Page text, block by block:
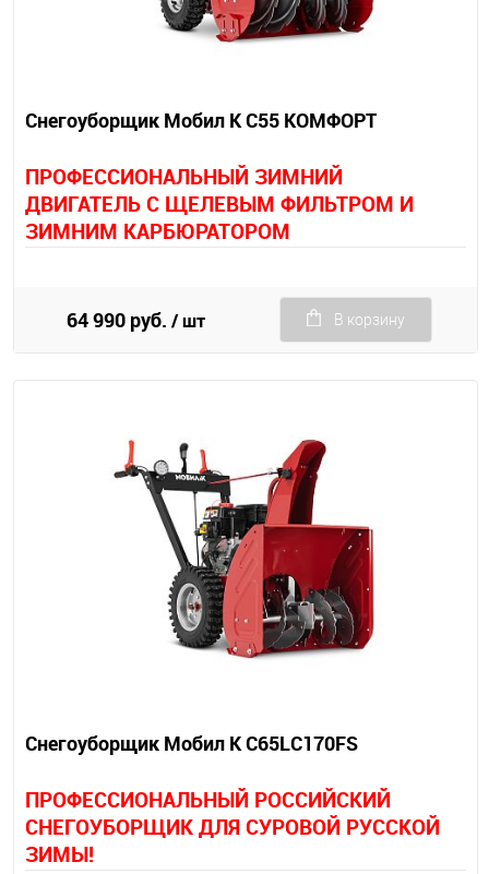
Снегоуборщик Мобил К С55 КОМФОРТ
ПРОФЕССИОНАЛЬНЫЙ ЗИМНИЙ
ДВИГАТЕЛЬ С ЩЕЛЕВЫМ ФИЛЬТРОМ И
ЗИМНИМ КАРБЮРАТОРОМ
64 990 руб. / шт В корзину
Снегоуборщик Мобил К С65LC170FS
ПРОФЕССИОНАЛЬНЫЙ РОССИЙСКИЙ
СНЕГОУБОРЩИК ДЛЯ СУРОВОЙ РУССКОЙ
ЗИМЫ!